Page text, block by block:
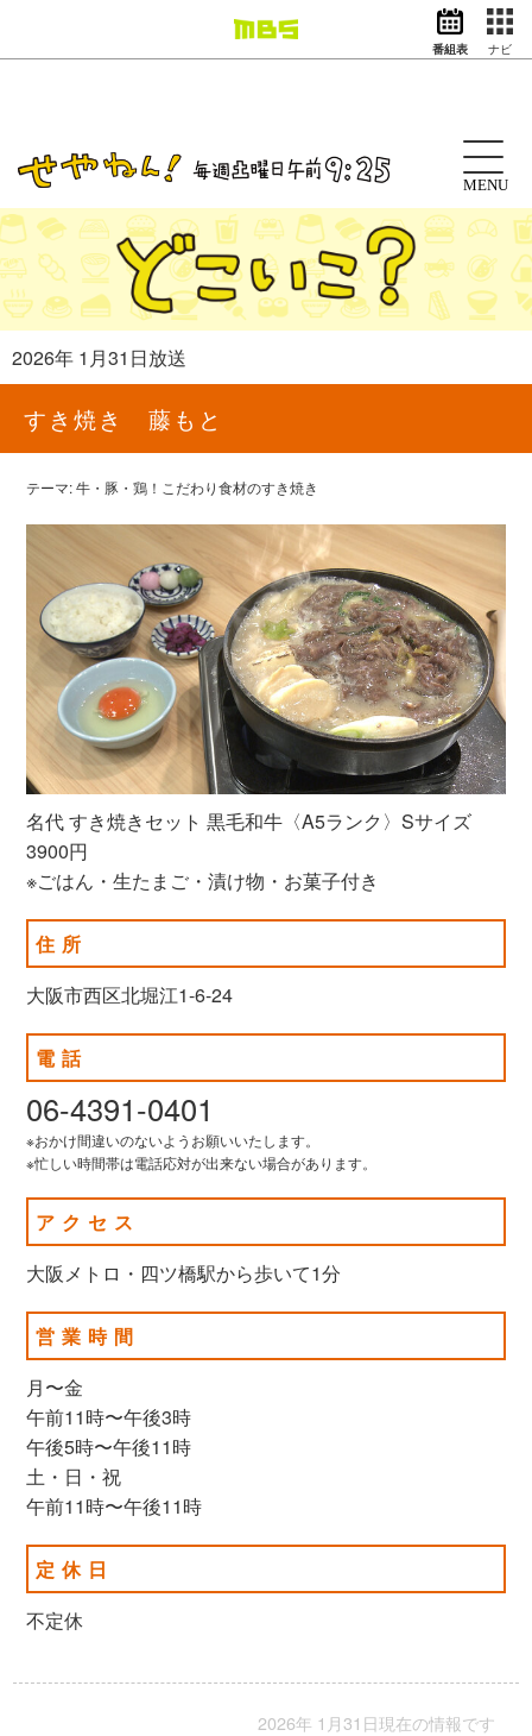
ドラマ
アニメ
動画イズム ニュース
天気・防災 イベント
映画
グッズ
番組表 ナビ
MENU
2026年 1月31日放送
すき焼き 藤もと
テーマ: 牛・豚・鶏！こだわり食材のすき焼き
名代 すき焼きセット 黒毛和牛〈A5ランク〉Sサイズ
3900円
※ごはん・生たまご・漬け物・お菓子付き
住所
大阪市西区北堀江1-6-24
電話
06-4391-0401
※おかけ間違いのないようお願いいたします。
※忙しい時間帯は電話応対が出来ない場合があります。
アクセス
大阪メトロ・四ツ橋駅から歩いて1分
営業時間
月〜金
午前11時〜午後3時
午後5時〜午後11時
土・日・祝
午前11時〜午後11時
定休日
不定休
2026年 1月31日現在の情報です